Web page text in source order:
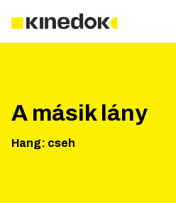
A másik lány
Hang: cseh